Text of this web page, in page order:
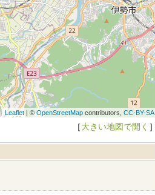
Leaflet| © OpenStreetMapcontributors, CC-BY-SA
［大きい地図で開く ］